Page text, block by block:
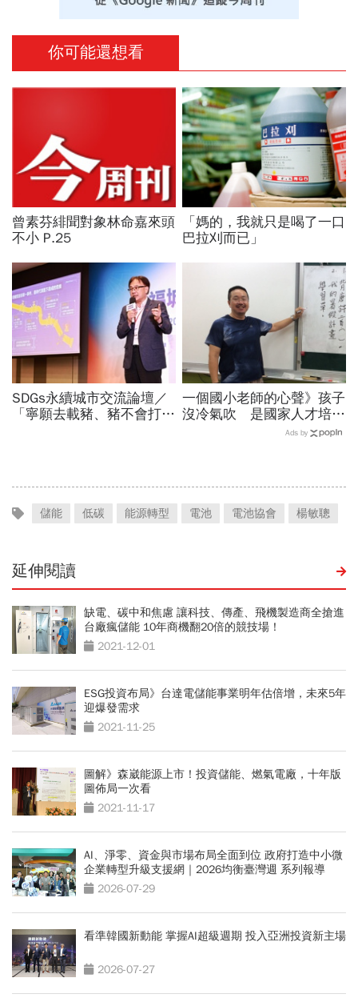
你可能還想看
曾素芬緋聞對象林命嘉來頭
不小 P.25
「媽的，我就只是喝了一口
巴拉刈而已」
SDGs永續城市交流論壇／
「寧願去載豬、豬不會打
一個國小老師的心聲》孩子
沒冷氣吹 是國家人才培育
Ads by
儲能 低碳 能源轉型 電池 電池協會 楊敏聰
延伸閱讀
缺電、碳中和焦慮 讓科技、傳產、飛機製造商全搶進
台廠瘋儲能 10年商機翻20倍的競技場！
2021-12-01
ESG投資布局》台達電儲能事業明年估倍增，未來5年
迎爆發需求
2021-11-25
圖解》森崴能源上市！投資儲能、燃氣電廠，十年版
圖佈局一次看
2021-11-17
AI、淨零、資金與市場布局全面到位 政府打造中小微
企業轉型升級支援網｜2026均衡臺灣週 系列報導
2026-07-29
看準韓國新動能 掌握AI超級週期 投入亞洲投資新主場
2026-07-27